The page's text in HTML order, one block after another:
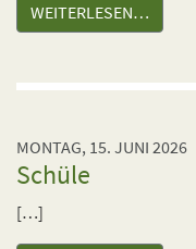
WEITERLESEN…
MONTAG, 15. JUNI 2026
Schüle
[…]